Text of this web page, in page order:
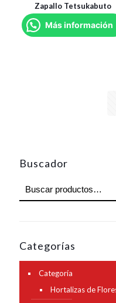
Zapallo Tetsukabuto
Más información
Buscador
Categorías
Categoría
Hortalizas de